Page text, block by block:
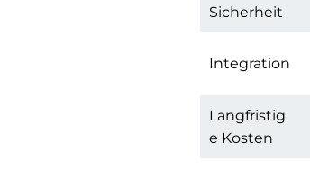
Sicherheit
Integration
Langfristig
e Kosten